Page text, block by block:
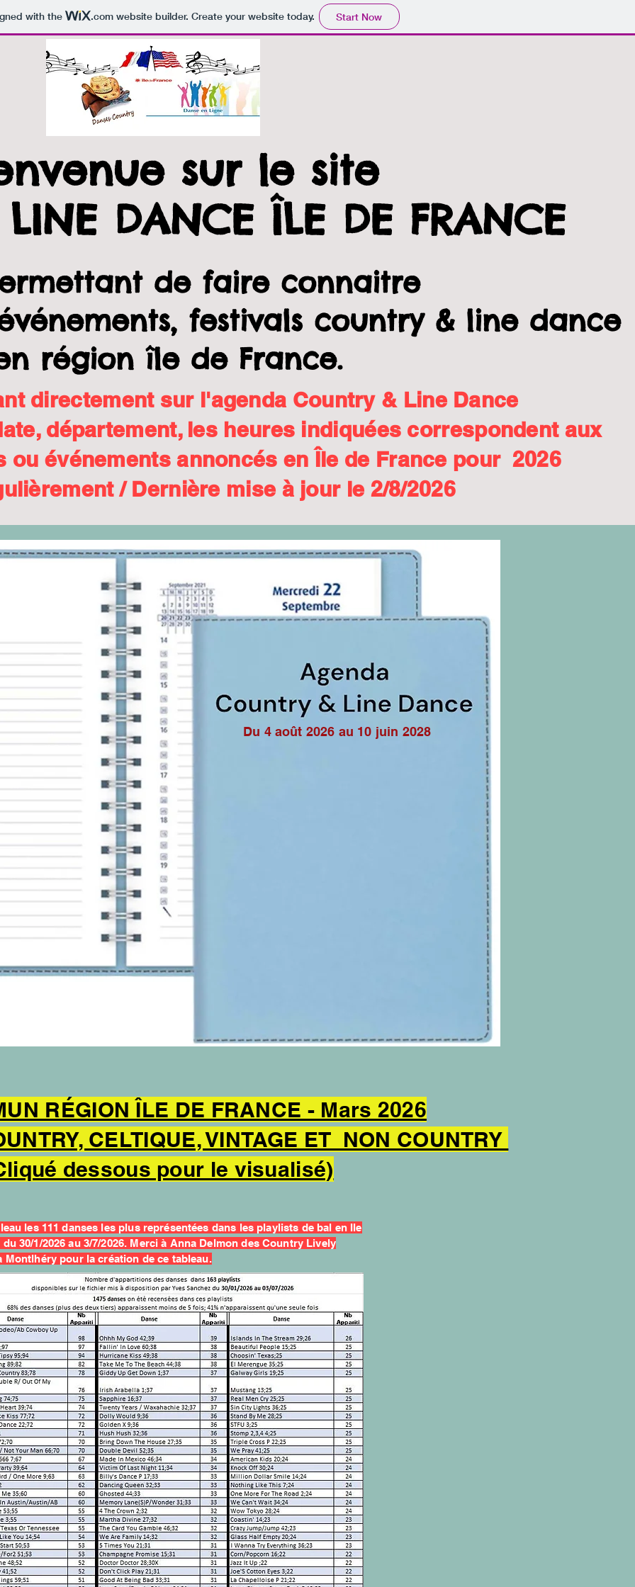
with the .comwebsite builder. Create your website today. Start Now
sur le site
LINE DANCE ÎLE DE FRANCE
de faire connaitre
événements, festivals country & line
région île de France.
directement sur l'agenda Country & Line Dance
département, les heures indiquées correspondent aux
événements annoncés en Île de France pour 2026
/ Dernière mise à jour le 2/8/2026
Du 4 août 2026 au 10 juin 2028
RÉGION ÎLE DE FRANCE - Mars 2026
CELTIQUE, VINTAGE ET NON COUNTRY
dessous pour le visualisé)
les 111 danses les plus représentées dans les playlists de bal en Ile
du 30/1/2026 au 3/7/2026. Merci à Anna Delmon des Country Lively
Montlhéry pour la création de ce tableau.